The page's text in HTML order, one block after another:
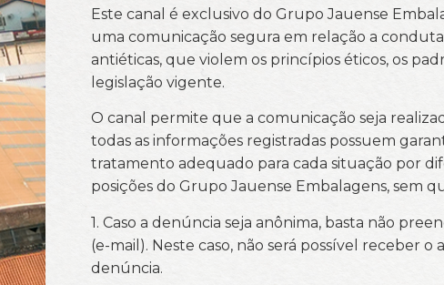
Este canal é exclusivo do Grupo Jauense
uma comunicação segura em relação a
antiéticas, que violem os princípios éticos, os
legislação vigente.
O canal permite que a comunicação seja
todas as informações registradas possuem
tratamento adequado para cada situação por
posições do Grupo Jauense Embalagens, sem
1. Caso a denúncia seja anônima, basta não
(e-mail). Neste caso, não será possível receber
denúncia.